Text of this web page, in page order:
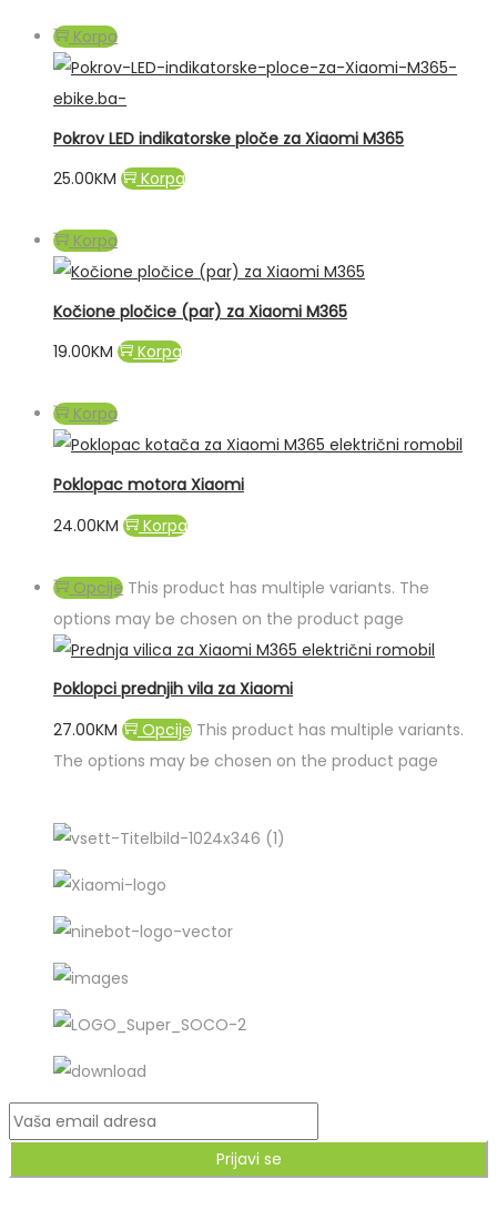
Korpa
Pokrov LED indikatorske ploče za Xiaomi M365
25.00KM Korpa
Korpa
Kočione pločice (par) za Xiaomi M365
19.00KM Korpa
Korpa
Poklopac motora Xiaomi
24.00KM Korpa
Opcije This product has multiple variants. The
options may be chosen on the product page
Poklopci prednjih vila za Xiaomi
27.00KM Opcije This product has multiple variants.
The options may be chosen on the product page
Prijavi se